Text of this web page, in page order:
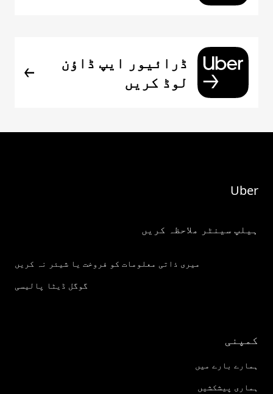
ڈرائیور ایپ ڈاؤن
لوڈ کریں
Uber
ہیلپ سینٹر ملاحظہ کریں
میری ذاتی معلومات کو فروخت یا شیئر نہ کریں
گوگل ڈیٹا پالیسی
کمپنی
ہمارے بارے میں
ہماری پیشکشیں